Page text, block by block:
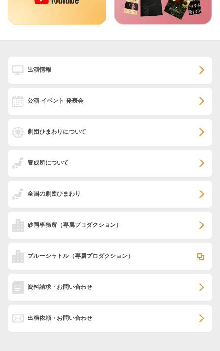
出演情報
公演 イベント 発表会
劇団ひまわりについて
養成所について
全国の劇団ひまわり
砂岡事務所 （専属プロダクション）
ブルーシャトル（専属プロダクション）
資料請求・お問い合わせ
出演依頼・お問い合わせ